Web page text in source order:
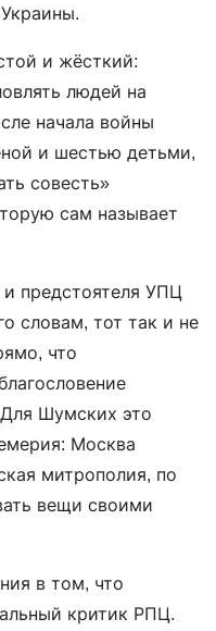
и жёсткий:
людей на
начала войны
и шестью детьми,
совесть»
сам называет
предстоятеля УПЦ
словам, тот так и не
что
Шумских это
Москва
митрополия, по
вещи своими
в том, что
критик РПЦ.